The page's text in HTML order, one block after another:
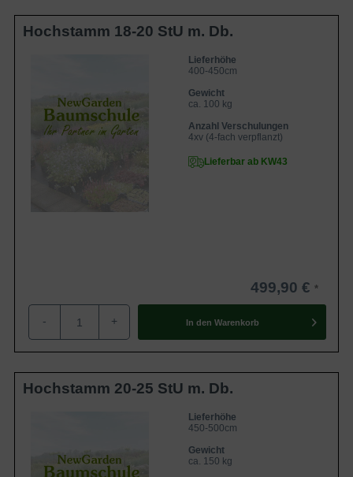
Hochstamm 18-20 StU m. Db.
Lieferhöhe
400-450cm
Gewicht
ca. 100 kg
Anzahl Verschulungen
4xv (4-fach verpflanzt)
Lieferbar ab KW43
499,90 €
- + In den Warenkorb
Hochstamm 20-25 StU m. Db.
Lieferhöhe
450-500cm
Gewicht
ca. 150 kg